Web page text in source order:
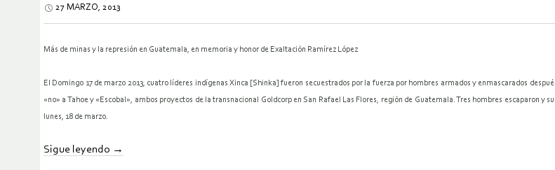
27 MARZO, 2013
Más de minas y la represión en Guatemala, en memoria y honor de Exaltación Ramírez López
El Domingo 17 de marzo 2013, cuatro líderes indígenas Xinca [Shinka] fueron secuestrados por la fuerza por hombres armados y enmascarados
«no» a Tahoe y «Escobal», ambos proyectos de la transnacional Goldcorp en San Rafael Las Flores, región de Guatemala. Tres hombres escaparon
lunes, 18 de marzo.
Sigue leyendo →